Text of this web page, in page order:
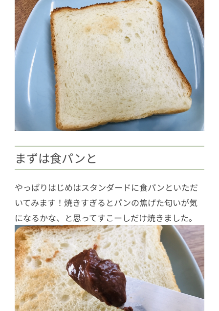
まずは食パンと
やっぱりはじめはスタンダードに食パンといただ
いてみます！焼きすぎるとパンの焦げた匂いが気
になるかな、と思ってすこーしだけ焼きました。